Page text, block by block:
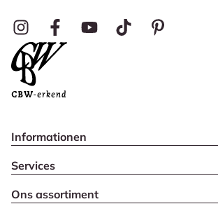
Informationen
Services
Ons assortiment